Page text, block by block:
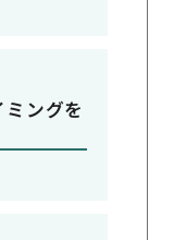
ングを